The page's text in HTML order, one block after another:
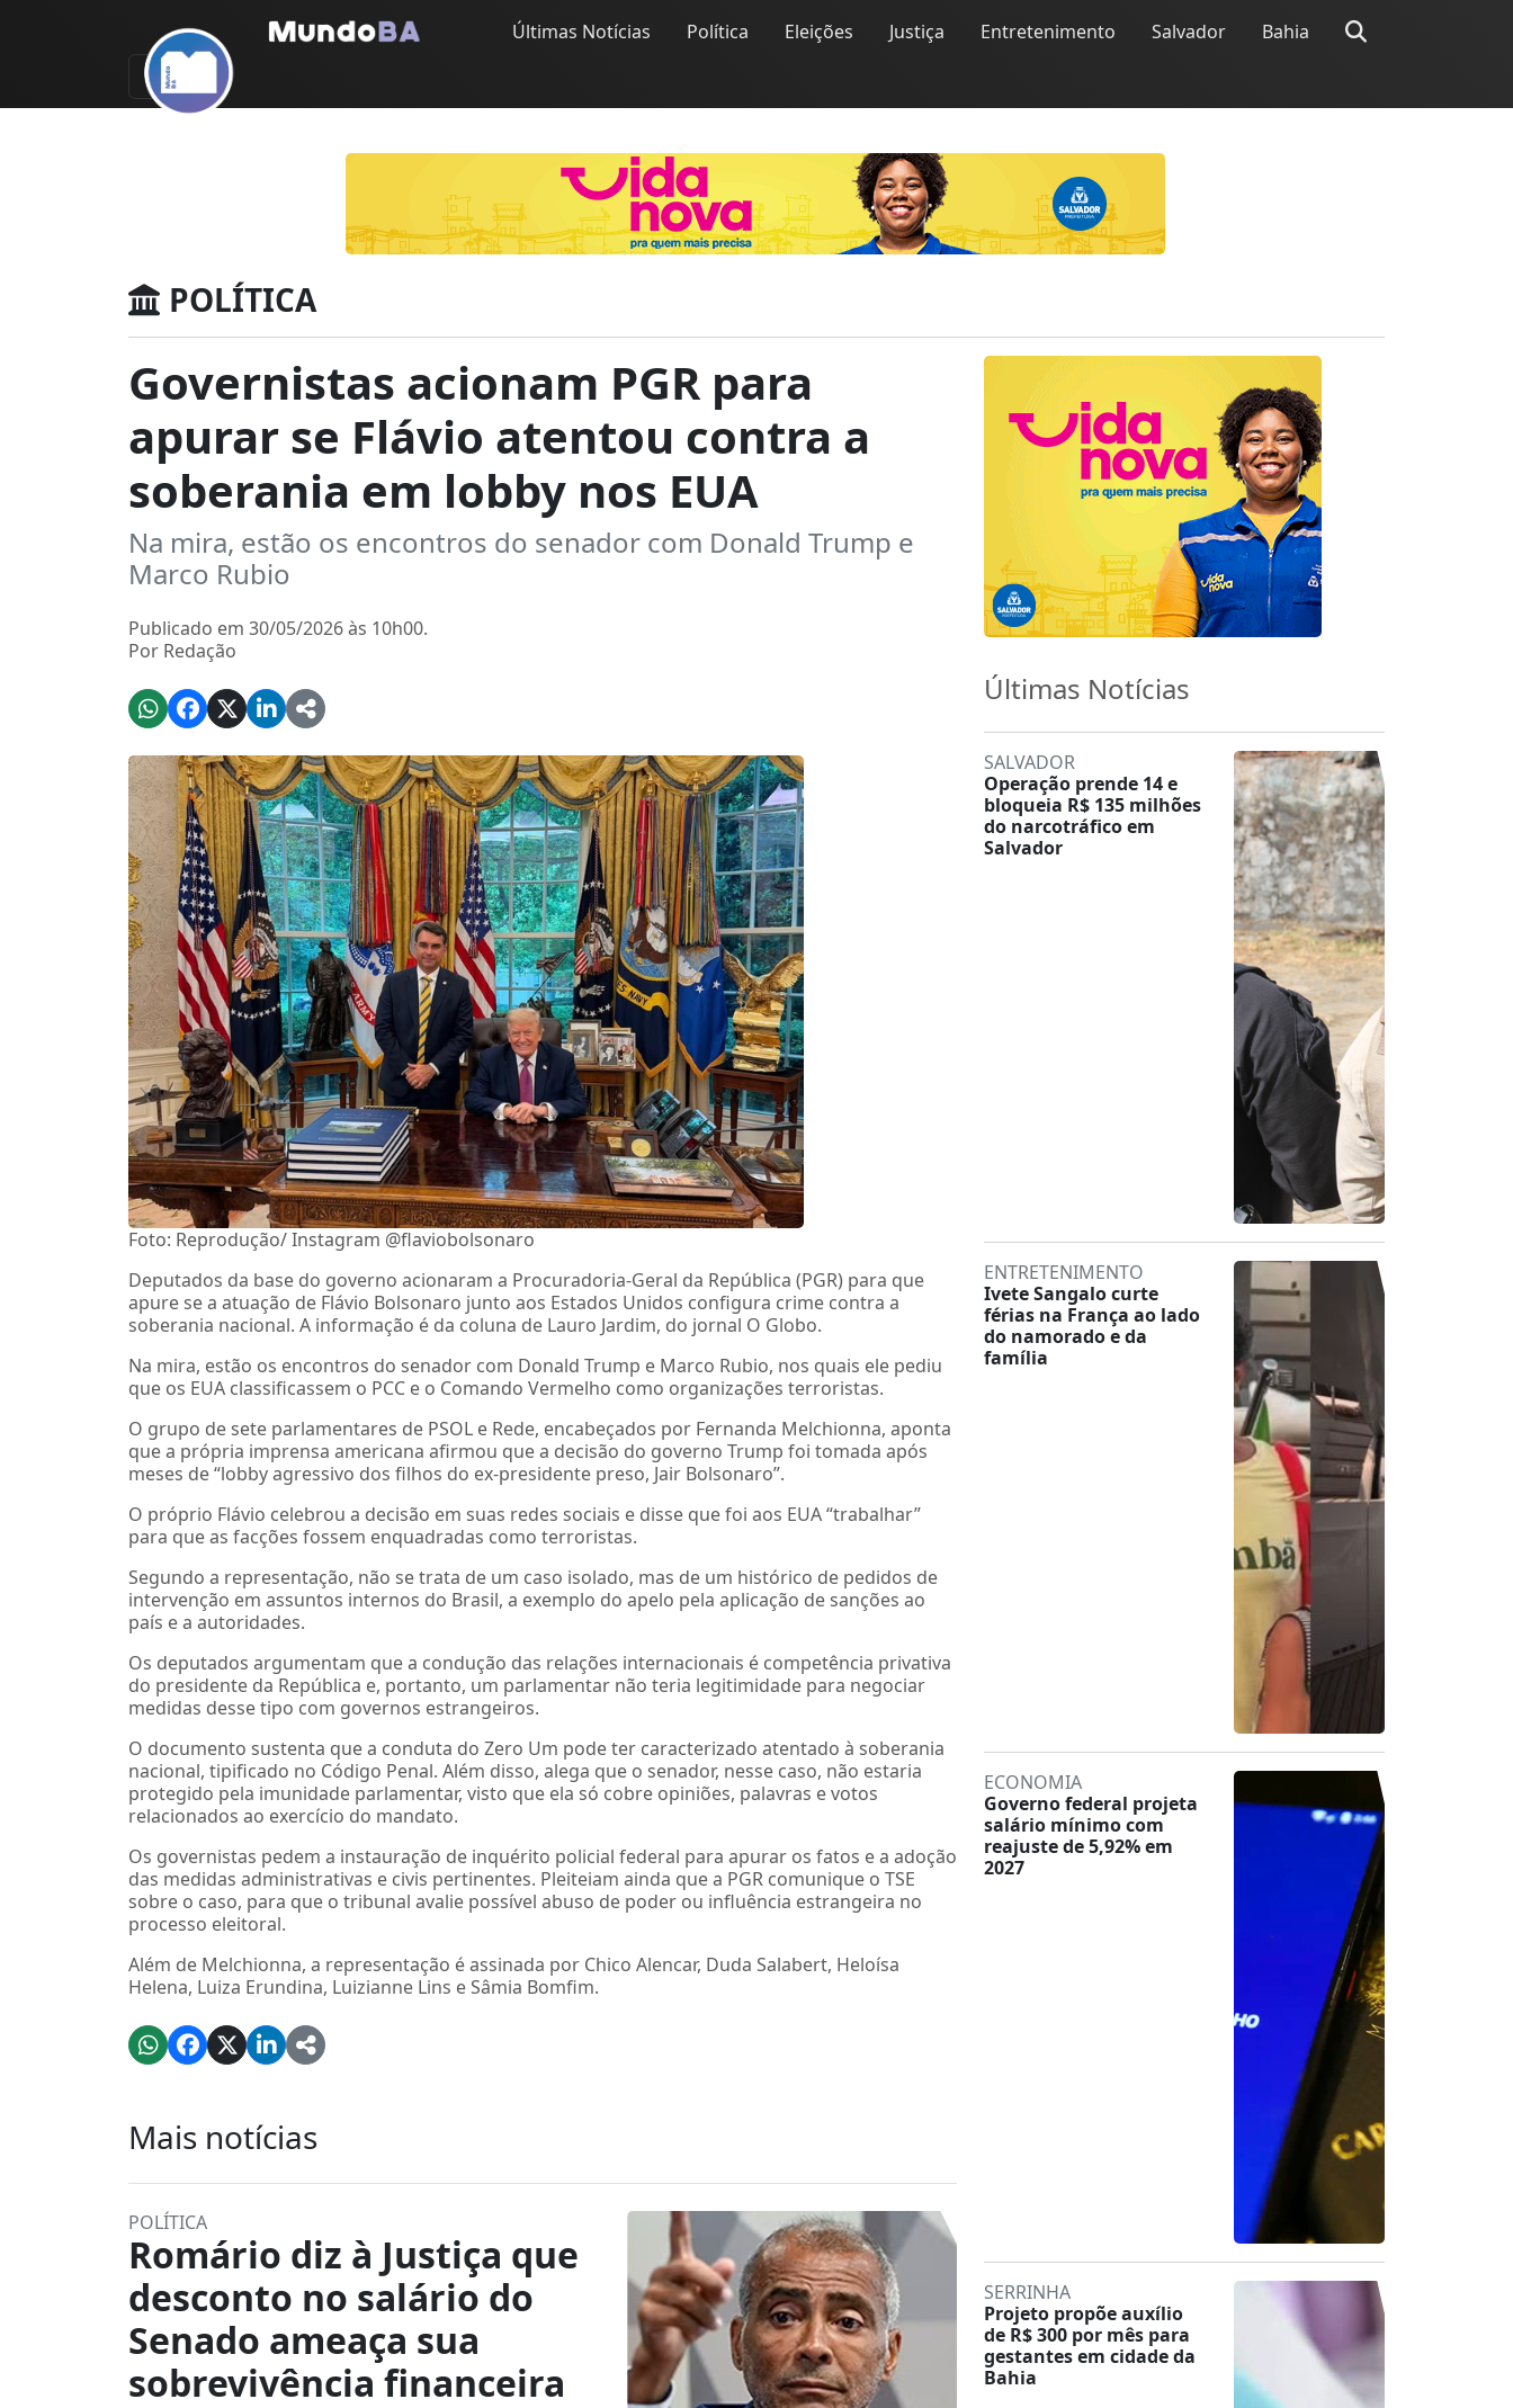
Últimas Notícias Política Eleições Justiça Entretenimento Salvador Bahia
POLÍTICA
Governistas acionam PGR para
apurar se Flávio atentou contra a
soberania em lobby nos EUA
Na mira, estão os encontros do senador com Donald Trump e
Marco Rubio
Publicado em 30/05/2026 às 10h00.
Por Redação
Foto: Reprodução/ Instagram @flaviobolsonaro
Deputados da base do governo acionaram a Procuradoria-Geral da República (PGR) para que
apure se a atuação de Flávio Bolsonaro junto aos Estados Unidos configura crime contra a
soberania nacional. A informação é da coluna de Lauro Jardim, do jornal O Globo.
Na mira, estão os encontros do senador com Donald Trump e Marco Rubio, nos quais ele pediu
que os EUA classificassem o PCC e o Comando Vermelho como organizações terroristas.
O grupo de sete parlamentares de PSOL e Rede, encabeçados por Fernanda Melchionna, aponta
que a própria imprensa americana afirmou que a decisão do governo Trump foi tomada após
meses de “lobby agressivo dos filhos do ex-presidente preso, Jair Bolsonaro”.
O próprio Flávio celebrou a decisão em suas redes sociais e disse que foi aos EUA “trabalhar”
para que as facções fossem enquadradas como terroristas.
Segundo a representação, não se trata de um caso isolado, mas de um histórico de pedidos de
intervenção em assuntos internos do Brasil, a exemplo do apelo pela aplicação de sanções ao
país e a autoridades.
Os deputados argumentam que a condução das relações internacionais é competência privativa
do presidente da República e, portanto, um parlamentar não teria legitimidade para negociar
medidas desse tipo com governos estrangeiros.
O documento sustenta que a conduta do Zero Um pode ter caracterizado atentado à soberania
nacional, tipificado no Código Penal. Além disso, alega que o senador, nesse caso, não estaria
protegido pela imunidade parlamentar, visto que ela só cobre opiniões, palavras e votos
relacionados ao exercício do mandato.
Os governistas pedem a instauração de inquérito policial federal para apurar os fatos e a adoção
das medidas administrativas e civis pertinentes. Pleiteiam ainda que a PGR comunique o TSE
sobre o caso, para que o tribunal avalie possível abuso de poder ou influência estrangeira no
processo eleitoral.
Além de Melchionna, a representação é assinada por Chico Alencar, Duda Salabert, Heloísa
Helena, Luiza Erundina, Luizianne Lins e Sâmia Bomfim.
Mais notícias
POLÍTICA
Romário diz à Justiça que
desconto no salário do
Senado ameaça sua
sobrevivência financeira
Últimas Notícias
SALVADOR
Operação prende 14 e
bloqueia R$ 135 milhões
do narcotráfico em
Salvador
ENTRETENIMENTO
Ivete Sangalo curte
férias na França ao lado
do namorado e da
família
ECONOMIA
Governo federal projeta
salário mínimo com
reajuste de 5,92% em
2027
SERRINHA
Projeto propõe auxílio
de R$ 300 por mês para
gestantes em cidade da
Bahia